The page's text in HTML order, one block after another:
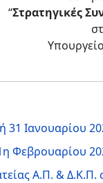
“Στρατηγικές
Ιανουαρίου
Φεβρουαρίου
Α.Π. & Δ.Κ.Π.